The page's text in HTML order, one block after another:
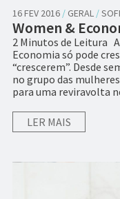
16 FEV 2016 / GERAL /
Women &
2 Minutos de Leitura
Economia só pode
“crescerem”. Desde
no grupo das
para uma reviravolta
LER MAIS